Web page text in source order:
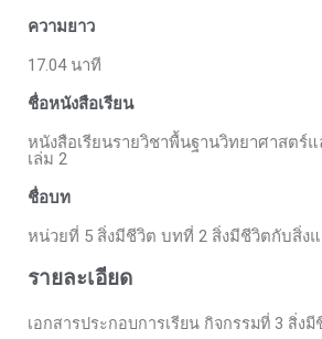
ความยาว
17.04 นาที
ชื่อหนังสือเรียน
หนังสือเรียนรายวิชาพื้นฐานวิทยาศาสตร์
เล่ม 2
ชื่อบท
หน่วยที่ 5 สิ่งมีชีวิต บทที่ 2 สิ่งมีชีวิตกับสิ่ง
รายละเอียด
เอกสารประกอบการเรียน กิจกรรมที่ 3 สิ่ง